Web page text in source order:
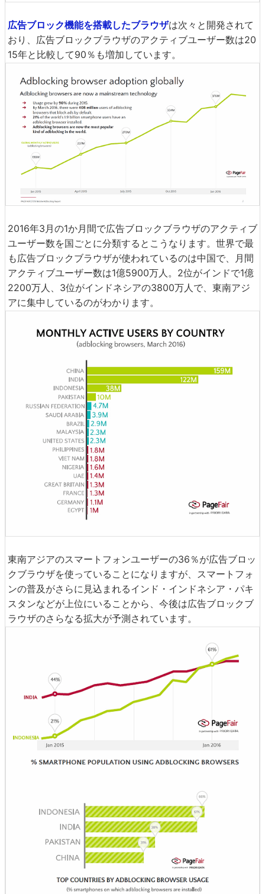
広告ブロック機能を搭載したブラウザは次々と開発されて
おり、広告ブロックブラウザのアクティブユーザー数は20
15年と比較して90％も増加しています。
2016年3月の1か月間で広告ブロックブラウザのアクティブ
ユーザー数を国ごとに分類するとこうなります。世界で最
も広告ブロックブラウザが使われているのは中国で、月間
アクティブユーザー数は1億5900万人。2位がインドで1億
2200万人、3位がインドネシアの3800万人で、東南アジ
アに集中しているのがわかります。
東南アジアのスマートフォンユーザーの36％が広告ブロッ
クブラウザを使っていることになりますが、スマートフォ
ンの普及がさらに見込まれるインド・インドネシア・パキ
スタンなどが上位にいることから、今後は広告ブロックブ
ラウザのさらなる拡大が予測されています。